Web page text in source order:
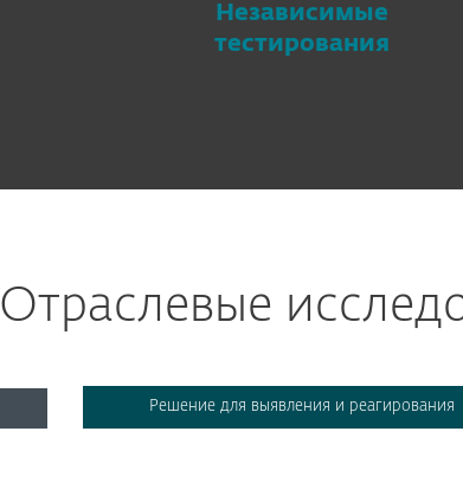
Независимые
тестирования
Отраслевые
Решение для выявления и реагирования